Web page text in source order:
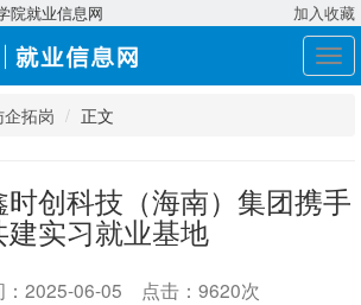
院就业信息网 加入收藏
展
开
企拓岗 正文
创科技（海南）集团携手
建实习就业基地
：2025-06-05 点击：9620次